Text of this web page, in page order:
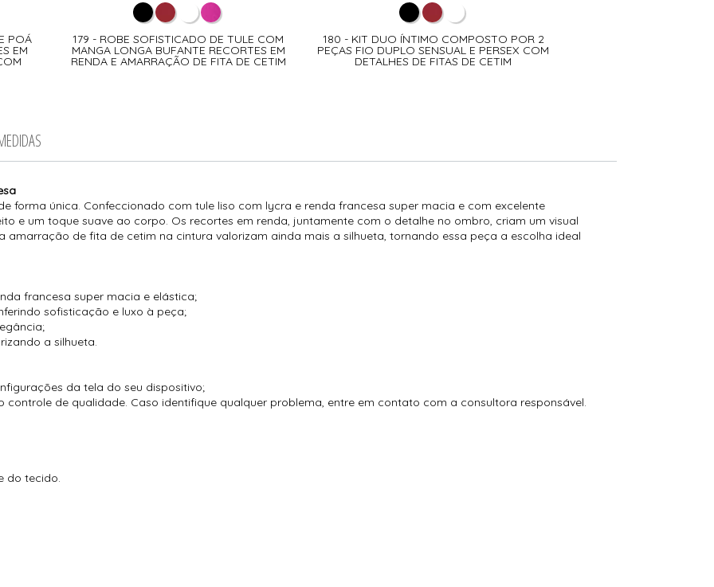
POÁ
EM
179 - ROBE SOFISTICADO DE TULE COM
MANGA LONGA BUFANTE RECORTES EM
RENDA E AMARRAÇÃO DE FITA DE CETIM
180 - KIT DUO ÍNTIMO COMPOSTO POR 2
PEÇAS FIO DUPLO SENSUAL E PERSEX COM
DETALHES DE FITAS DE CETIM
forma única. Confeccionado com tule liso com lycra e renda francesa super macia e com excelente
e um toque suave ao corpo. Os recortes em renda, juntamente com o detalhe no ombro, criam um visual
amarração de fita de cetim na cintura valorizam ainda mais a silhueta, tornando essa peça a escolha ideal
francesa super macia e elástica;
sofisticação e luxo à peça;
a silhueta.
da tela do seu dispositivo;
de qualidade. Caso identifique qualquer problema, entre em contato com a consultora responsável.
do tecido.